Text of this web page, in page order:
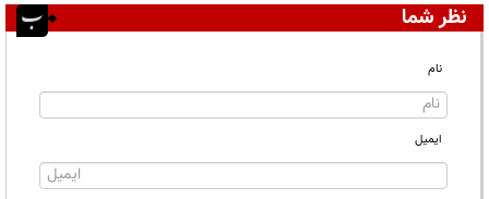
نظر شما
نام
ایمیل